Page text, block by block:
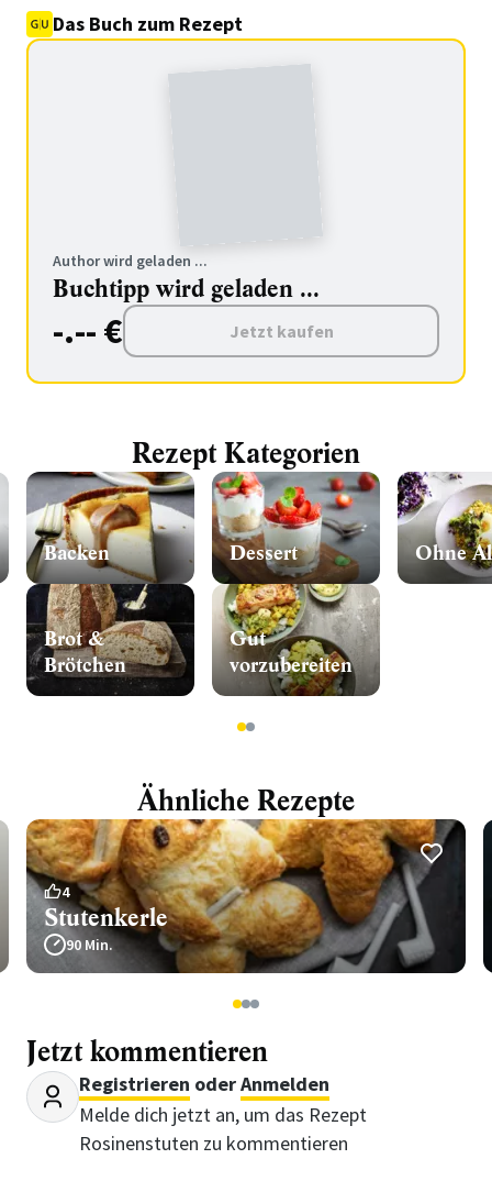
Das Buch zum Rezept
Author wird geladen ...
Buchtipp wird geladen ...
-.-- € Jetzt kaufen
Rezept Kategorien
Backen
Brot &
Brötchen
Dessert
Gut
vorzubereiten
Ohne
12
Ähnliche Rezepte
4
Stutenkerle
90 Min.
123
Jetzt kommentieren
Registrieren oderAnmelden
Melde dich jetzt an, um das Rezept
Rosinenstuten zu kommentieren